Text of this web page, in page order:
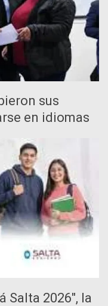
sus
en idiomas
Salta 2026", la